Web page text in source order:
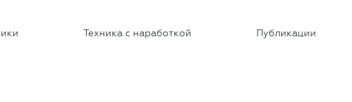
Техника с наработкой Публикации